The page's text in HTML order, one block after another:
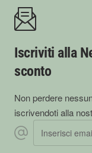
Iscriviti alla
sconto
Non perdere
iscrivendoti alla
Inserisci email